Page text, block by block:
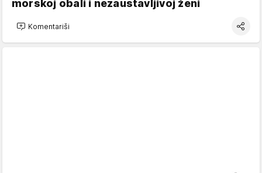
morskoj obali i nezaustavljivoj ženi
Komentariši